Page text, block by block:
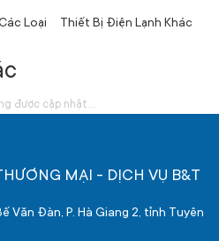
Loại Thiết Bị Điện Lạnh Khác
được cập nhật...
MẠI - DỊCH VỤ B&T
Văn Đàn, P. Hà Giang 2, tỉnh Tuyên